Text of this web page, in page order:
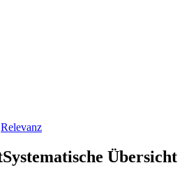
Relevanz
Systematische Übersicht